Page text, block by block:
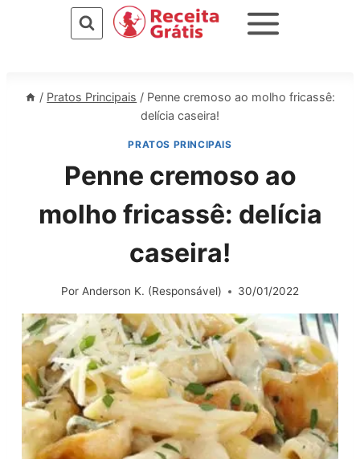
/ Pratos Principais / Penne cremoso ao molho fricassê:
delícia caseira!
PRATOS PRINCIPAIS
Penne cremoso ao
molho fricassê: delícia
caseira!
Por Anderson K. (Responsável) 30/01/2022